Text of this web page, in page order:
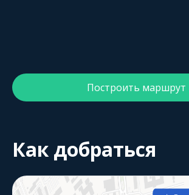
Построить маршрут
Как добраться